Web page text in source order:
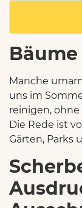
Bäume
Manche
uns im
reinigen, ohne
Die Rede ist
Gärten, Parks